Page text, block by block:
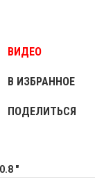
ВИДЕО
В ИЗБРАННОЕ
ПОДЕЛИТЬСЯ
0.8 "